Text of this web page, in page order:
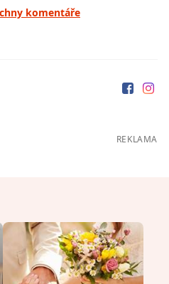
komentáře
REKLAMA